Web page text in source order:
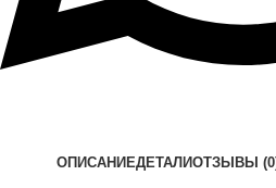
ОПИСАНИЕДЕТАЛИОТЗЫВЫ